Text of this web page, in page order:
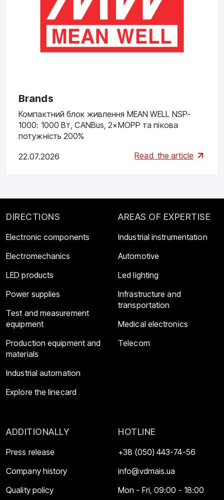
Brands
Компактний блок живлення MEAN WELL NSP-
1000: 1000 Вт, CANBus, 2×MOPP та пікова
потужність 200%
22.07.2026 Read the article
DIRECTIONS
Electronic components
Electromechanics
LED products
Power supplies
Test and measurement
equipment
Production equipment and
materials
Industrial automation
Explore the linecard
AREAS OF EXPERTISE
Industrial instrumentation
Automotive
Led lighting
Infrastructure and
transportation
Medical electronics
Telecom
ADDITIONALLY
Press release
Company history
Quality policy
HOTLINE
+38 (050) 443-74-56
info@vdmais.ua
Mon - Fri, 09:00 - 18:00